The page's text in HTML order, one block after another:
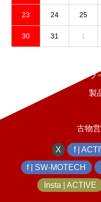
23 24 25
30 31 1
プ
製
古物
X f |
f | SW-MOTECH
Insta | ACTIVE